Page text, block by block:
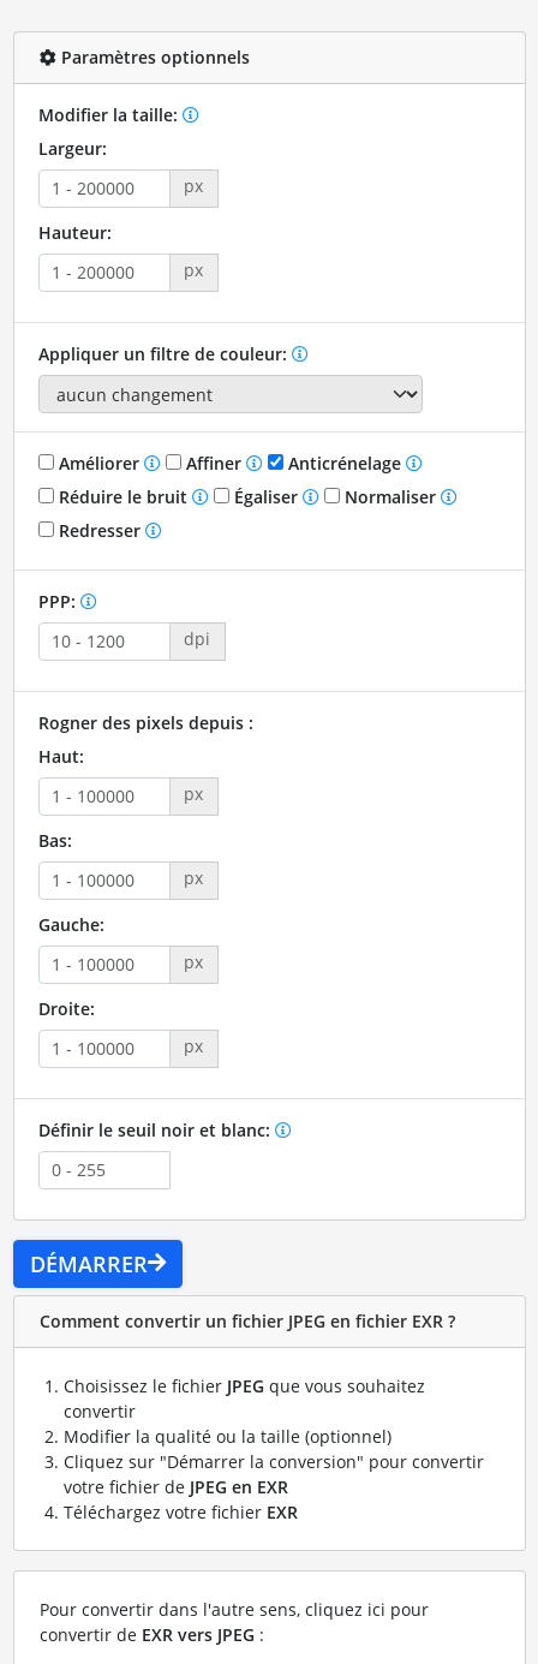
Paramètres optionnels
Modifier la taille:
Largeur:
px
Hauteur:
px
Appliquer un filtre de couleur:
Améliorer Affiner
Anticrénelage
Réduire le bruit
Égaliser
Normaliser
Redresser
PPP:
dpi
Rogner des pixels depuis :
Haut:
px
Bas:
px
Gauche:
px
Droite:
px
Définir le seuil noir et blanc:
DÉMARRER
Comment convertir un fichier JPEG en fichier EXR ?
Choisissez le fichier JPEG que vous souhaitez
convertir
Modifier la qualité ou la taille (optionnel)
Cliquez sur "Démarrer la conversion" pour convertir
votre fichier de JPEG en EXR
Téléchargez votre fichier EXR
Pour convertir dans l'autre sens, cliquez ici pour
convertir de EXR vers JPEG :